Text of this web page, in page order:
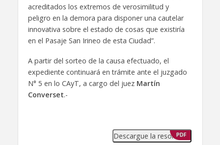
acreditados los extremos de verosimilitud y
peligro en la demora para disponer una cautelar
innovativa sobre el estado de cosas que existiría
en el Pasaje San Irineo de esta Ciudad”.
A partir del sorteo de la causa efectuado, el
expediente continuará en trámite ante el juzgado
N° 5 en lo CAyT, a cargo del juez Martín
Converset.-
Descargue la resolución
PDF